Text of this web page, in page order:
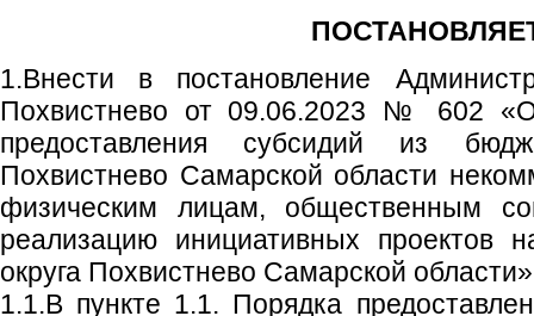
1.Внести в постановление
Похвистнево от 09.06.2023 № 602
предоставления субсидий из
Похвистнево Самарской области
физическим лицам, общественным
реализацию инициативных проектов
округа Похвистнево Самарской
1.1.В пункте 1.1. Порядка